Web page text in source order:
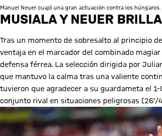
Manuel Neuer cuajó una gran actuación contra los húngaros.
MUSIALA Y NEUER
Tras un momento de sobresalto al principio
ventaja en el marcador del combinado
defensa férrea. La selección dirigida por
que mantuvo la calma tras una valiente
tuvieron que agradecer a su guardameta el
conjunto rival en situaciones peligrosas (26'/